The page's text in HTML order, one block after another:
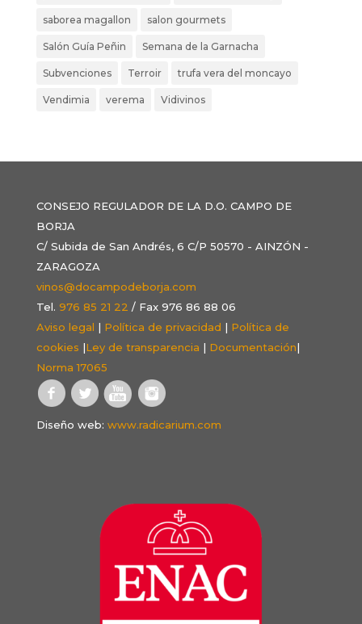
saborea magallon salon gourmets
Salón Guía Peñin Semana de la Garnacha
Subvenciones Terroir trufa vera del moncayo
Vendimia verema Vidivinos
CONSEJO REGULADOR DE LA D.O. CAMPO DE
BORJA
C/ Subida de San Andrés, 6 C/P 50570 - AINZÓN -
ZARAGOZA
vinos@docampodeborja.com
Tel. 976 85 21 22 / Fax 976 86 88 06
Aviso legal | Política de privacidad | Política de
cookies |Ley de transparencia | Documentación|
Norma 17065
Diseño web: www.radicarium.com